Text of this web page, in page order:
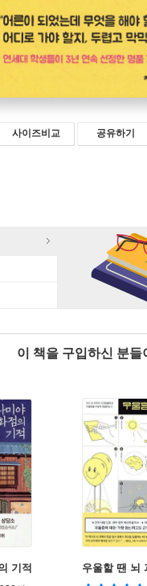
사이즈비교 공유하기
이 책을 구입하신 분
기적 우울할 땐 뇌